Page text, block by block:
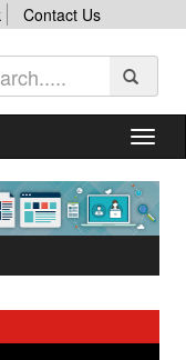
Contact Us